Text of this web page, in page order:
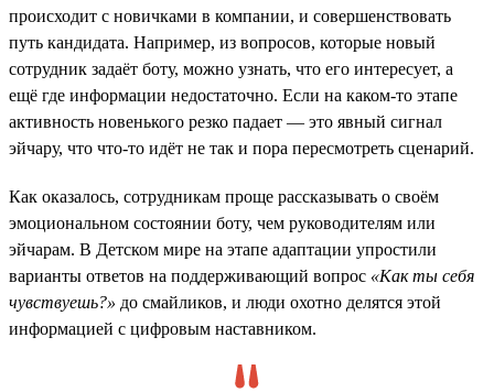
происходит с новичками в компании, и совершенствовать
путь кандидата. Например, из вопросов, которые новый
сотрудник задаёт боту, можно узнать, что его интересует, а
ещё где информации недостаточно. Если на каком-то этапе
активность новенького резко падает — это явный сигнал
эйчару, что что-то идёт не так и пора пересмотреть сценарий.
Как оказалось, сотрудникам проще рассказывать о своём
эмоциональном состоянии боту, чем руководителям или
эйчарам. В Детском мире на этапе адаптации упростили
варианты ответов на поддерживающий вопрос «Как ты себя
чувствуешь?» до смайликов, и люди охотно делятся этой
информацией с цифровым наставником.